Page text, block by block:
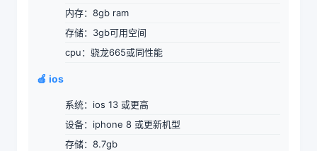
内存：8gb ram
存储：3gb可用空间
cpu：骁龙665或同性能
🍎 ios
系统：ios 13 或更高
设备：iphone 8 或更新机型
存储：8.7gb